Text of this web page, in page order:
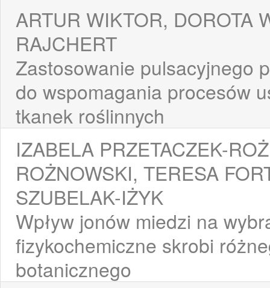
ARTUR WIKTOR, DOROTA
RAJCHERT
Zastosowanie pulsacyjnego
do wspomagania procesów
tkanek roślinnych
IZABELA PRZETACZEK-
ROŻNOWSKI, TERESA
SZUBELAK-IŻYK
Wpływ jonów miedzi na
fizykochemiczne skrobi
botanicznego